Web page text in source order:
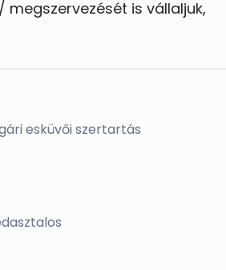
is vállaljuk,
esküvői szertartás